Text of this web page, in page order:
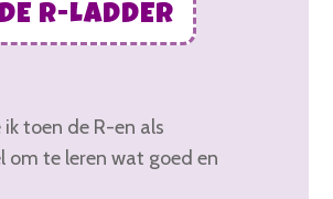
DE R-LADDER
ik toen de R-en als
om te leren wat goed en